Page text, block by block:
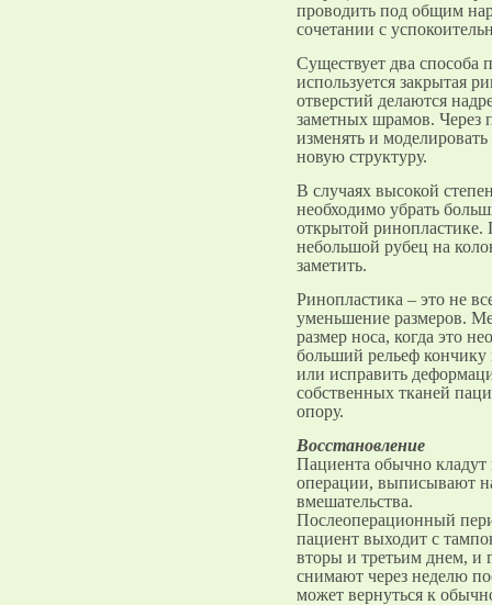
проводить под общим
сочетании с
Существует два способа
используется закрытая
отверстий делаются
заметных шрамов. Через
изменять и
новую структуру.
В случаях высокой
необходимо убрать
открытой ринопластике.
небольшой рубец на
заметить.
Ринопластика – это не
уменьшение размеров.
размер носа, когда это
больший рельеф
или исправить
собственных тканей
опору.
Восстановление
Пациента обычно кладут
операции, выписывают
вмешательства.
Послеоперационный
пациент выходит с
вторы и третьим днем, и
снимают через неделю
может вернуться к